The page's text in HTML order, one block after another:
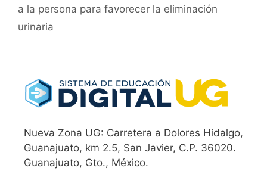
a la persona para favorecer la eliminación
urinaria
Nueva Zona UG: Carretera a Dolores Hidalgo,
Guanajuato, km 2.5, San Javier, C.P. 36020.
Guanajuato, Gto., México.